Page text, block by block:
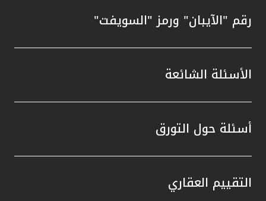
رقم "الآيبان" ورمز "السويفت"
الأسئلة الشائعة
أسئلة حول التورق
التقييم العقاري